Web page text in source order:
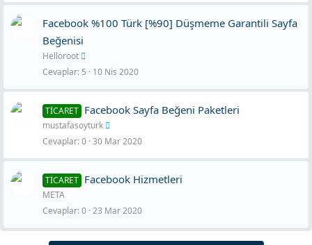
Facebook %100 Türk [%90] Düşmeme Garantili Sayfa
Beğenisi
Helloroot
Cevaplar 5 10 Nis 2020
TİCARET Facebook Sayfa Beğeni Paketleri
mustafasoyturk
Cevaplar 0 30 Mar 2020
TİCARET Facebook Hizmetleri
META
Cevaplar 0 23 Mar 2020